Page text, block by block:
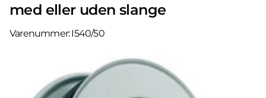
med eller uden slange
Varenummer:I540/50